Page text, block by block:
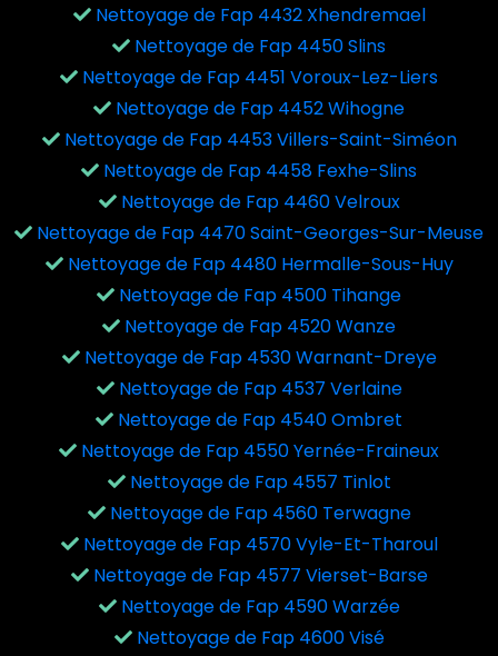
Nettoyage de Fap 4432 Xhendremael
Nettoyage de Fap 4450 Slins
Nettoyage de Fap 4451 Voroux-Lez-Liers
Nettoyage de Fap 4452 Wihogne
Nettoyage de Fap 4453 Villers-Saint-Siméon
Nettoyage de Fap 4458 Fexhe-Slins
Nettoyage de Fap 4460 Velroux
Nettoyage de Fap 4470 Saint-Georges-Sur-Meuse
Nettoyage de Fap 4480 Hermalle-Sous-Huy
Nettoyage de Fap 4500 Tihange
Nettoyage de Fap 4520 Wanze
Nettoyage de Fap 4530 Warnant-Dreye
Nettoyage de Fap 4537 Verlaine
Nettoyage de Fap 4540 Ombret
Nettoyage de Fap 4550 Yernée-Fraineux
Nettoyage de Fap 4557 Tinlot
Nettoyage de Fap 4560 Terwagne
Nettoyage de Fap 4570 Vyle-Et-Tharoul
Nettoyage de Fap 4577 Vierset-Barse
Nettoyage de Fap 4590 Warzée
Nettoyage de Fap 4600 Visé